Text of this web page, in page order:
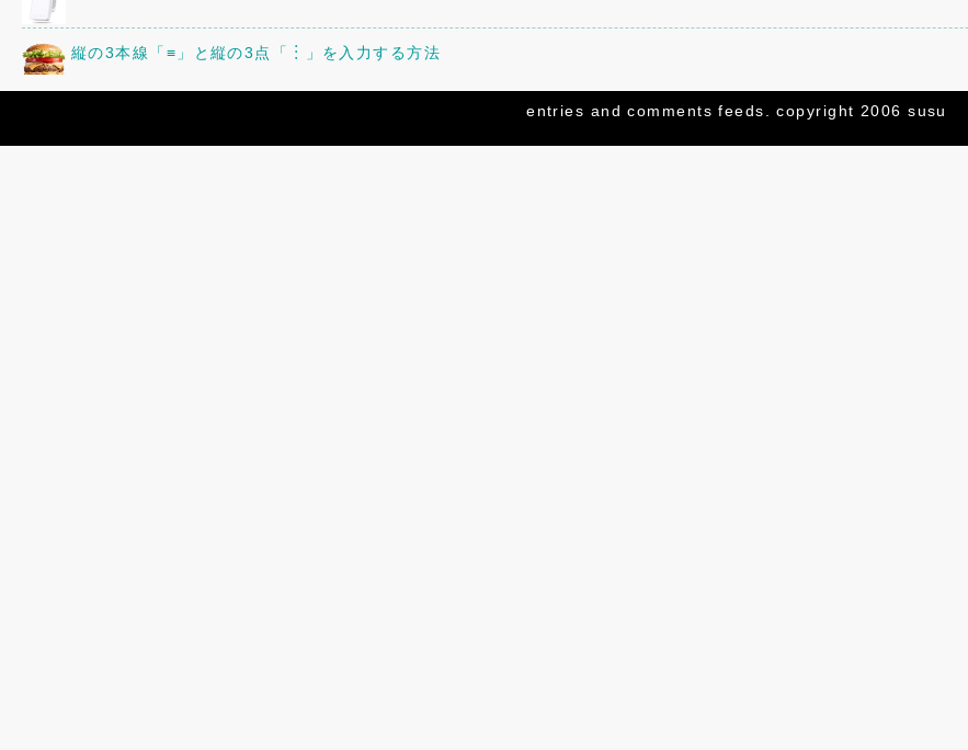
縦の3本線「≡」と縦の3点「︙」を入力する方法
京阪80型82号車の車内に、16年前に作ったレイアウトを設置してみた。
entries andcomments feeds. copyright 2006 susu